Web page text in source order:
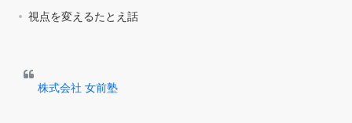
視点を変えるたとえ話
株式会社 女前塾